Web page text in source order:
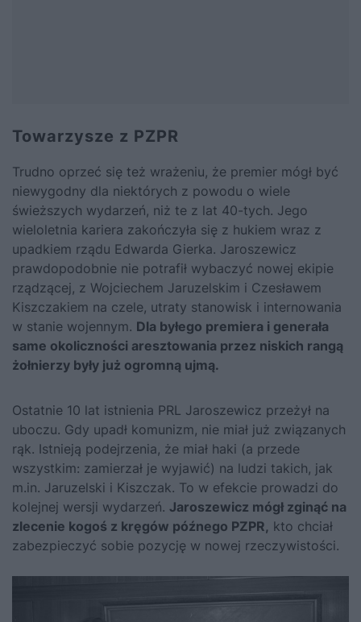
Towarzysze z PZPR
Trudno oprzeć się też wrażeniu, że premier mógł być
niewygodny dla niektórych z powodu o wiele
świeższych wydarzeń, niż te z lat 40-tych. Jego
wieloletnia kariera zakończyła się z hukiem wraz z
upadkiem rządu Edwarda Gierka. Jaroszewicz
prawdopodobnie nie potrafił wybaczyć nowej ekipie
rządzącej, z Wojciechem Jaruzelskim i Czesławem
Kiszczakiem na czele, utraty stanowisk i internowania
w stanie wojennym. Dla byłego premiera i generała
same okoliczności aresztowania przez niskich rangą
żołnierzy były już ogromną ujmą.
Ostatnie 10 lat istnienia PRL Jaroszewicz przeżył na
uboczu. Gdy upadł komunizm, nie miał już związanych
rąk. Istnieją podejrzenia, że miał haki (a przede
wszystkim: zamierzał je wyjawić) na ludzi takich, jak
m.in. Jaruzelski i Kiszczak. To w efekcie prowadzi do
kolejnej wersji wydarzeń. Jaroszewicz mógł zginąć na
zlecenie kogoś z kręgów późnego PZPR, kto chciał
zabezpieczyć sobie pozycję w nowej rzeczywistości.